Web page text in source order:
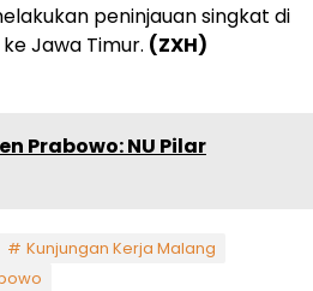
peninjauan singkat di
Jawa Timur. (ZXH)
Prabowo: NU Pilar
Kunjungan Kerja Malang